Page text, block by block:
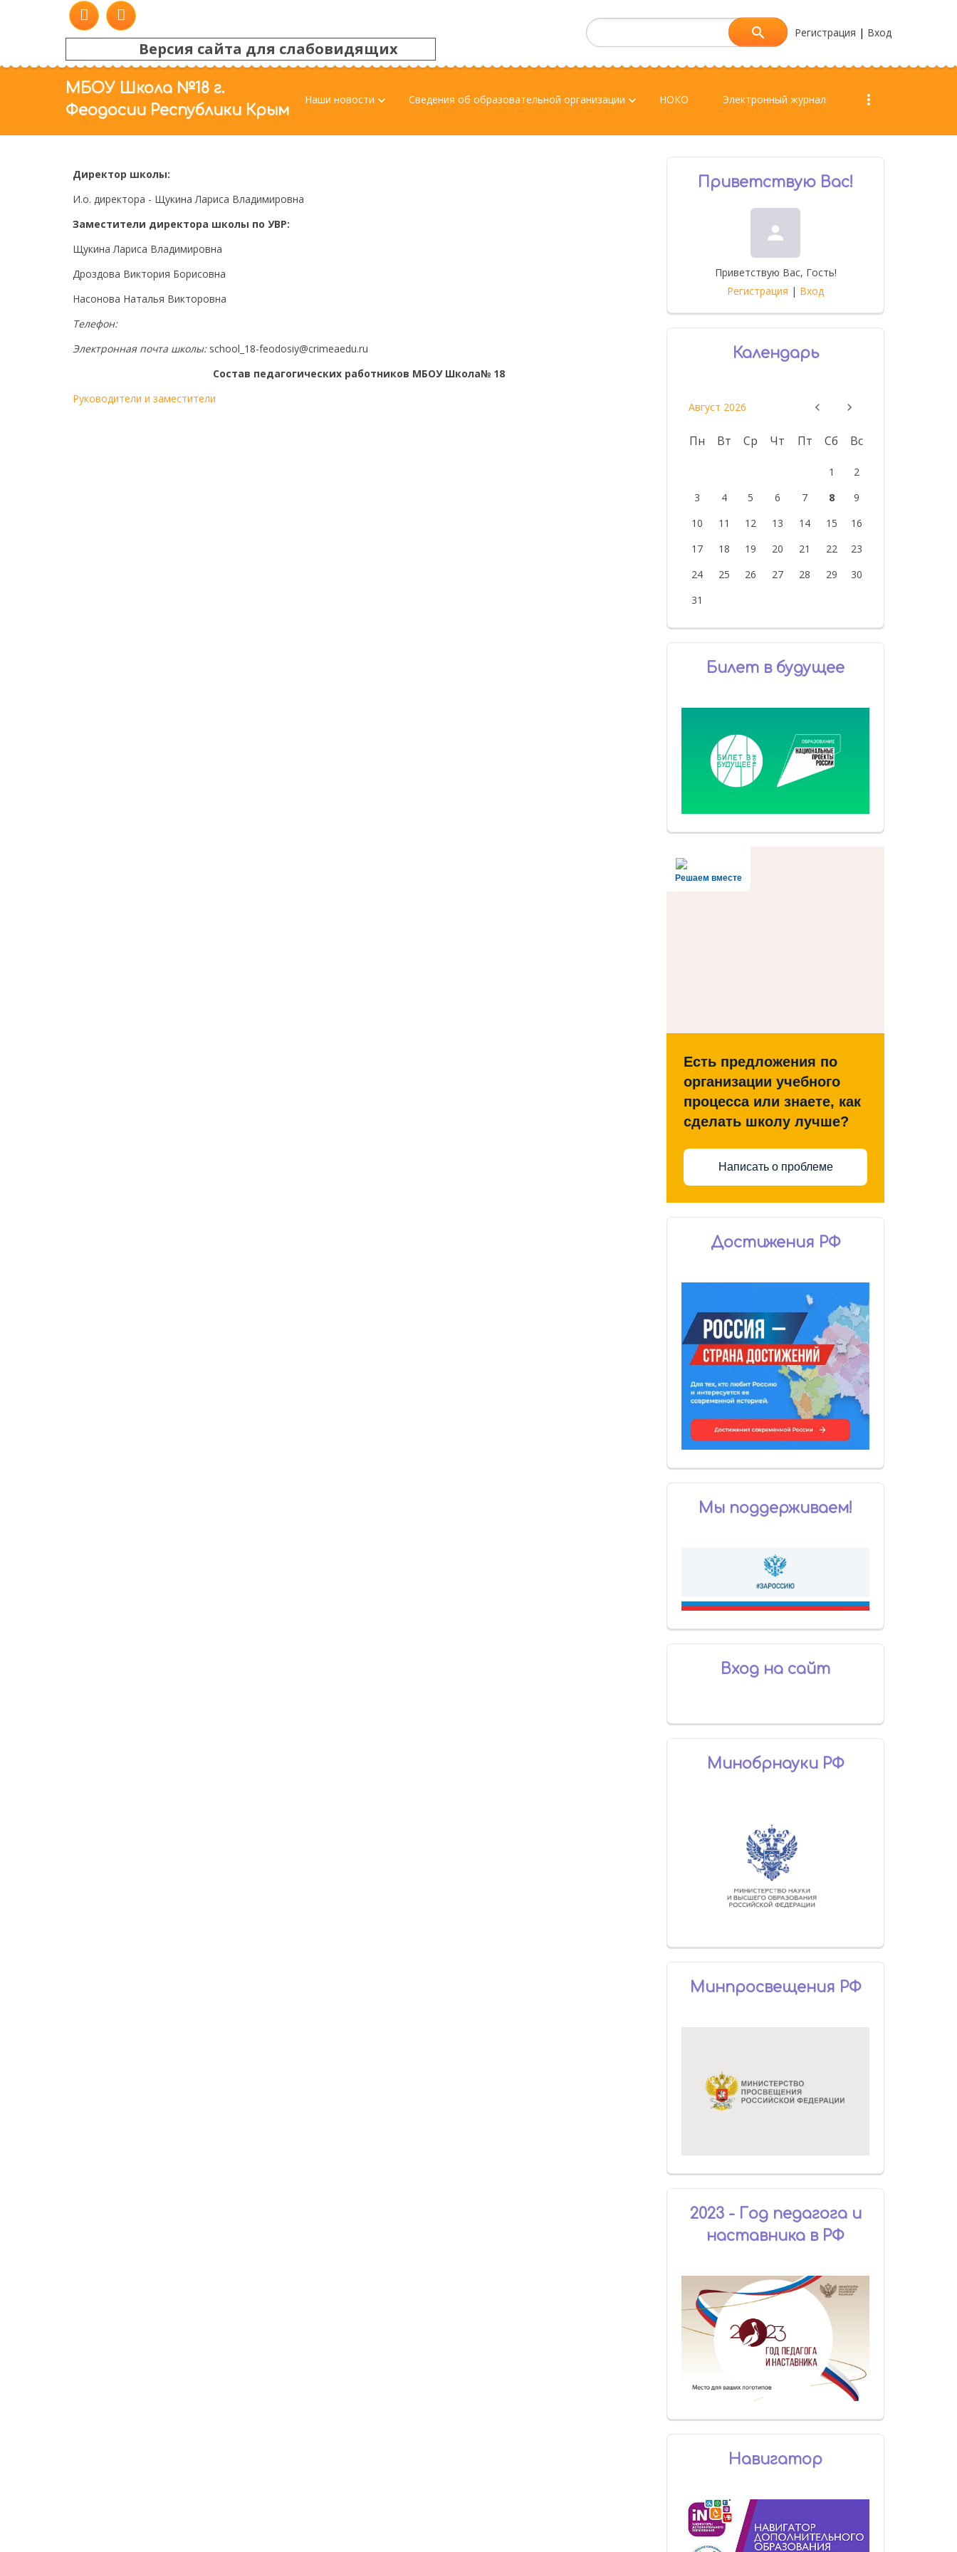
Версия сайта для слабовидящих
Регистрация | Вход
МБОУ Школа №18 г.
Феодосии Республики Крым
Наши новости keyboard_arrow_down Сведения об образовательной организации keyboard_arrow_down НОКО Электронный журнал more_vert
Директор школы:
И.о. директора - Щукина Лариса Владимировна
Заместители директора школы по УВР:
Щукина Лариса Владимировна
Дроздова Виктория Борисовна
Насонова Наталья Викторовна
Телефон:
Электронная почта школы: school_18-feodosiy@crimeaedu.ru
Состав педагогических работников МБОУ Школа№ 18
Руководители и заместители
Приветствую Вас!
person
Приветствую Вас, Гость!
Регистрация | Вход
Календарь
Август 2026
Пн Вт Ср Чт Пт Сб Вс
1
2
3
4 5 6 7 8
9
10
11 12 13 14 15
16
17
18 19 20 21 22
23
24
25 26 27 28 29
30
31
Билет в будущее
Решаем вместе
Есть предложения по
организации учебного
процесса или знаете, как
сделать школу лучше?
Написать о проблеме
Достижения РФ
Мы поддерживаем!
Вход на сайт
Минобрнауки РФ
Минпросвещения РФ
2023 - Год педагога и
наставника в РФ
Навигатор